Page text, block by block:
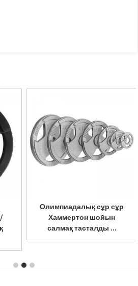
Шипалы Реттелетін
гантель нөмірлері, 6
дана ...